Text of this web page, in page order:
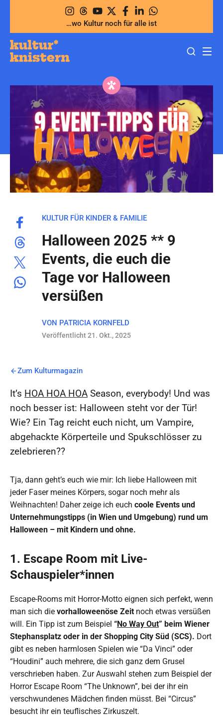
springen
…wo Kultur noch für alle ist
KULTUR FÜR KINDER & FAMILIE
Halloween 2025 ** 9
Events, die euch die
Tage vor Halloween
versüßen
VON PATRICIA KORNFELD
Veröffentlicht 21. Okt., 2025
Zum Kulturmagazin
It’s HOA HOA HOA Season, everybody! Und was
noch besser ist: Halloween steht vor der Tür!
Wie? Ein Tag reicht euch nicht, um Vampire,
abgehackte Körperteile und Spukschlösser zu
zelebrieren??
Tja, dann geht’s euch wie mir: Ich liebe Halloween mit
jeder Faser meines Körpers, sogar noch mehr als
Weihnachten! Daher zeige ich euch coole Events und
Unternehmungstipps (in Wien und Umgebung) rund um
Halloween – mit Kindern und ohne.
1. Escape Room mit Live-
Schauspieler*innen
Escape-Rooms mit Horror-Motto eignen sich perfekt, wenn
man sich die vorhalloweenöse Zeit noch etwas versüßen
will. Ein Tipp ist zum Beispiel “No Way Out” beim Wiener
Stephansplatz oder in der Shopping City Süd (SCS). Dort
gibt es neben harmlosen Spielen wie “Da Vinci” oder
“Houdini” auch mehrere, die sich ganz dem Grusel
verschrieben haben. Zur Auswahl stehen zum Beispiel der
Horror Escape Room “The Unknown”, bei der ihr ein
verschwundenes Mädchen finden müsst. Bei “Circus”
besucht ihr ein teuflisches Zirkuszelt.